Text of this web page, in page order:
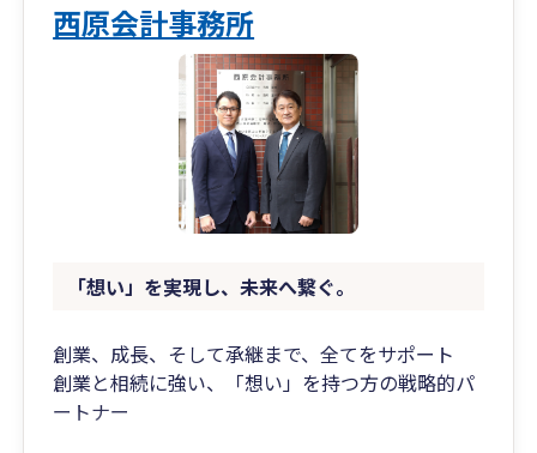
🏢アクセス
JR・阪神・阪急・地下鉄「三宮駅」各駅下車 神
戸市役所本庁南側、東遊園地の西側・旧居留地エ
リアにございます。 東遊園地の開放感と、人が集
う温かな雰囲気が調和する場所です。
初めての方でも、安心してお越しいただけます。
🌷 代表からのひとこと
人生や事業に寄り添う“パートナー”でありたいと
れからもお客様の未来に伴走いたします。
西原会計事務所
「想い」を実現し、未来へ繋ぐ。
創業、成長、そして承継まで、全てをサポート
創業と相続に強い、「想い」を持つ方の戦略的パ
ートナー